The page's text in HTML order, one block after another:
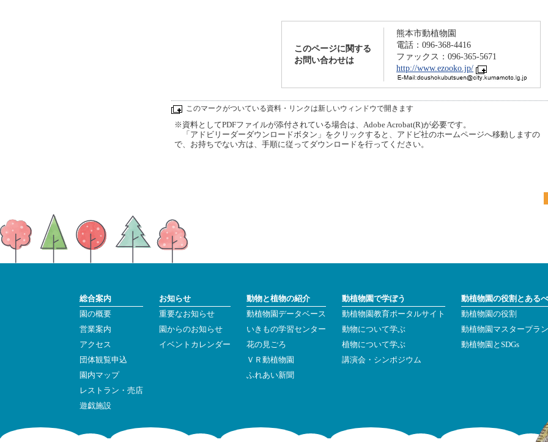
このページに関する
お問い合わせは
熊本市動植物園
電話：096-368-4416
ファックス：096-365-5671
http://www.ezooko.jp/
このマークがついている資料・リンクは新しいウィンドウで開きます
※資料としてPDFファイルが添付されている場合は、Adobe Acrobat(R)が必要です。
「アドビリーダーダウンロードボタン」をクリックすると、アドビ社のホームページへ移動しますの
で、お持ちでない方は、手順に従ってダウンロードを行ってください。
総合案内
園の概要
営業案内
アクセス
団体観覧申込
園内マップ
レストラン・売店
遊戯施設
お知らせ
重要なお知らせ
園からのお知らせ
イベントカレンダー
動物と植物の紹介
動植物園データベース
いきもの学習センター
花の見ごろ
ＶＲ動植物園
ふれあい新聞
動植物園で学ぼう
動植物園教育ポータルサイト
動物について学ぶ
植物について学ぶ
講演会・シンポジウム
動植物園の役割とある
動植物園の役割
動植物園マスタープラン
動植物園とSDGs